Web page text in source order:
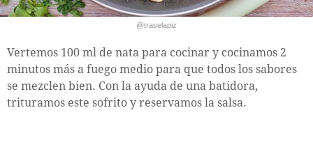
@traselapiz
Vertemos 100 ml de nata para cocinar y cocinamos 2
minutos más a fuego medio para que todos los sabores
se mezclen bien. Con la ayuda de una batidora,
trituramos este sofrito y reservamos la salsa.